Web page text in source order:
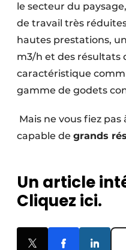
le secteur du
de travail très
hautes prestations,
m3/h et des résultats
caractéristique
gamme de godets
Mais ne vous fiez pas
capable de grands
Un article
Cliquez ici.